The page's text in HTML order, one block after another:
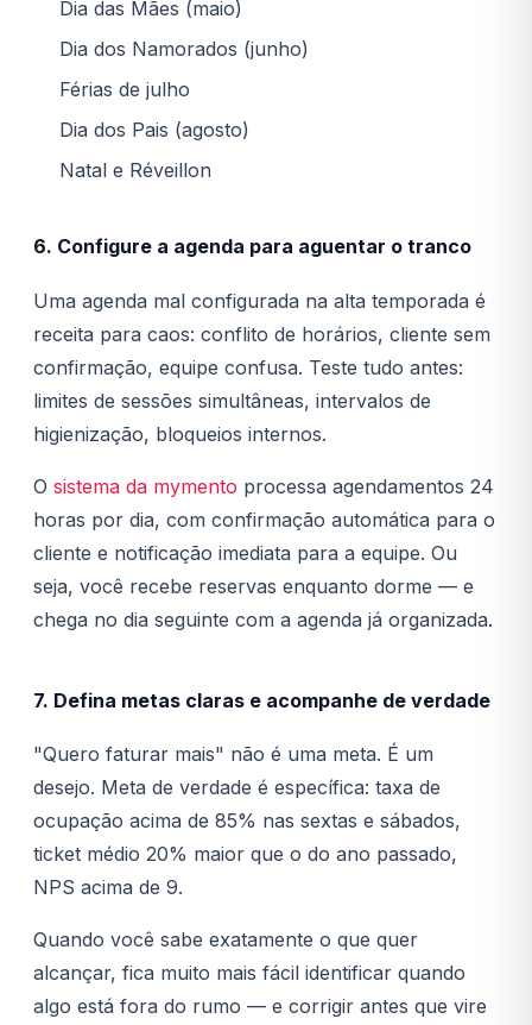
Dia das Mães (maio)
Dia dos Namorados (junho)
Férias de julho
Dia dos Pais (agosto)
Natal e Réveillon
6. Configure a agenda para aguentar o tranco
Uma agenda mal configurada na alta temporada é
receita para caos: conflito de horários, cliente sem
confirmação, equipe confusa. Teste tudo antes:
limites de sessões simultâneas, intervalos de
higienização, bloqueios internos.
O sistema da mymento processa agendamentos 24
horas por dia, com confirmação automática para o
cliente e notificação imediata para a equipe. Ou
seja, você recebe reservas enquanto dorme — e
chega no dia seguinte com a agenda já organizada.
7. Defina metas claras e acompanhe de verdade
"Quero faturar mais" não é uma meta. É um
desejo. Meta de verdade é específica: taxa de
ocupação acima de 85% nas sextas e sábados,
ticket médio 20% maior que o do ano passado,
NPS acima de 9.
Quando você sabe exatamente o que quer
alcançar, fica muito mais fácil identificar quando
algo está fora do rumo — e corrigir antes que vire